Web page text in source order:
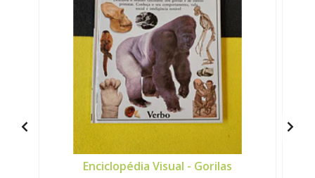
Enciclopédia Visual - Gorilas